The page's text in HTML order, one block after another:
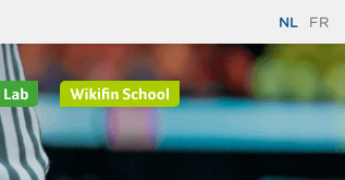
NL FR